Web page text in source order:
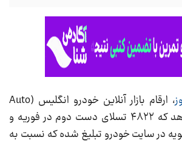
، ارقام بازار آنلاین خودرو انگلیس (Auto
Trader) نشان می‌دهد که ۴۸۲۲ تسلای دست دوم در فوریه و
ژانویه در سایت خودرو تبلیغ شده که نسبت به